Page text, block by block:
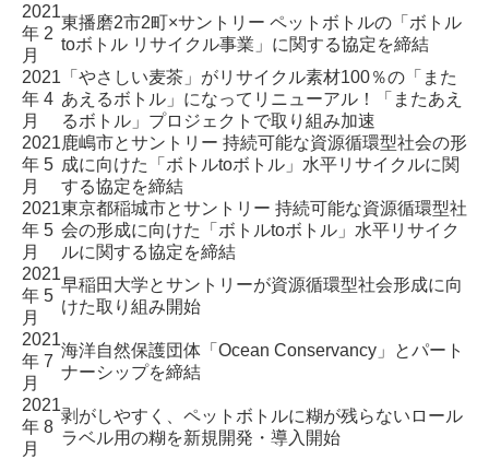
2021
年 2
月
東播磨2市2町×サントリー ペットボトルの「ボトル
toボトル リサイクル事業」に関する協定を締結
2021
年 4
月
「やさしい麦茶」がリサイクル素材100％の「また
あえるボトル」になってリニューアル！
「またあえ
るボトル」プロジェクト で取り組み加速
2021
年 5
月
鹿嶋市とサントリー 持続可能な資源循環型社会の形
成に向けた「ボトルtoボトル」水平リサイクルに関
する協定を締結
2021
年 5
月
東京都稲城市とサントリー 持続可能な資源循環型社
会の形成に向けた「ボトルtoボトル」水平リサイク
ルに関する協定を締結
2021
年 5
月
早稲田大学とサントリーが資源循環型社会形成に向
けた取り組み開始
2021
年 7
月
海洋自然保護団体「Ocean Conservancy」とパート
ナーシップを締結
2021
年 8
月
剥がしやすく、ペットボトルに糊が残らないロール
ラベル用の糊を新規開発・導入開始